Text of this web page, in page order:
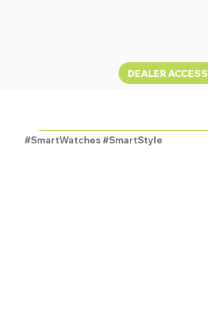
DEALER ACCESS
#SmartWatches #SmartStyle